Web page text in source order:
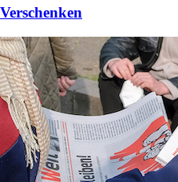
Verschenken